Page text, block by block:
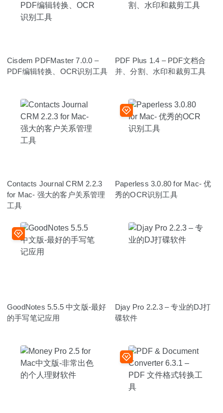
Cisdem PDFMaster 7.0.0 –
PDF编辑转换、OCR识别工具
PDF Plus 1.4 – PDF文档合
并、分割、水印和裁剪工具
Contacts Journal CRM 2.2.3
for Mac- 强大的客户关系管理
工具
Paperless 3.0.80 for Mac- 优
秀的OCR识别工具
GoodNotes 5.5.5 中文版-最好
的手写笔记应用
Djay Pro 2.2.3 – 专业的DJ打
碟软件